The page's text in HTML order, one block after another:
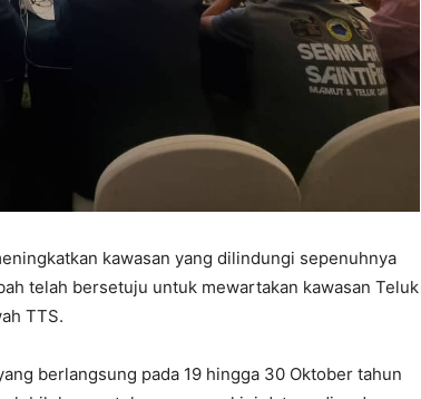
kawasan yang dilindungi sepenuhnya
telah bersetuju untuk mewartakan kawasan Teluk
TTS.
berlangsung pada 19 hingga 30 Oktober tahun